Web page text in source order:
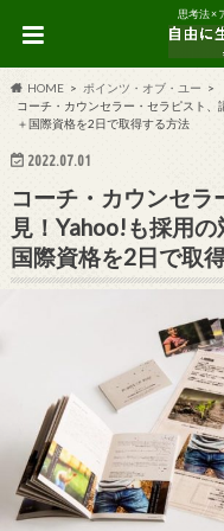
思考法 ×
HOME
ポインツ・オブ・ユー
コーチ・カウンセラー・セラピスト
＋国際資格を2日で取得する方法
2022.07.01
コーチ・カウンセラ
見！Yahoo!も採用
国際資格を2日で取